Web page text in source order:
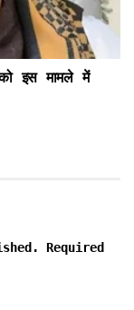
इस मामले में
Required